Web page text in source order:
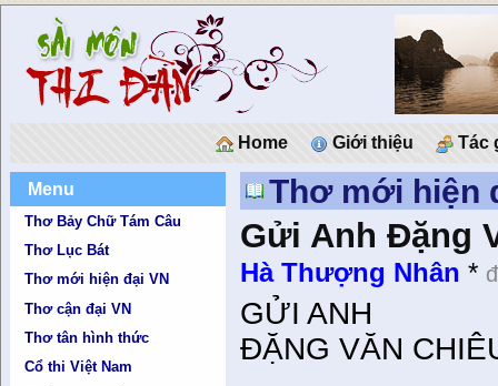
Home Giới thiệu Tác
Menu
Thơ Bảy Chữ Tám Câu
Thơ Lục Bát
Thơ mới hiện đại VN
Thơ cận đại VN
Thơ tân hình thức
Cổ thi Việt Nam
Thơ mới hiện
Gửi Anh Ðặng
Hà Thượng Nhân *
GỬI ANH
ÐẶNG VĂN